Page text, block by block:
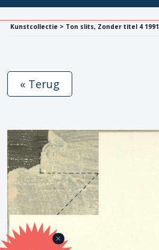
Kunstcollectie > Ton slits, Zonder titel 4 1991
« Terug